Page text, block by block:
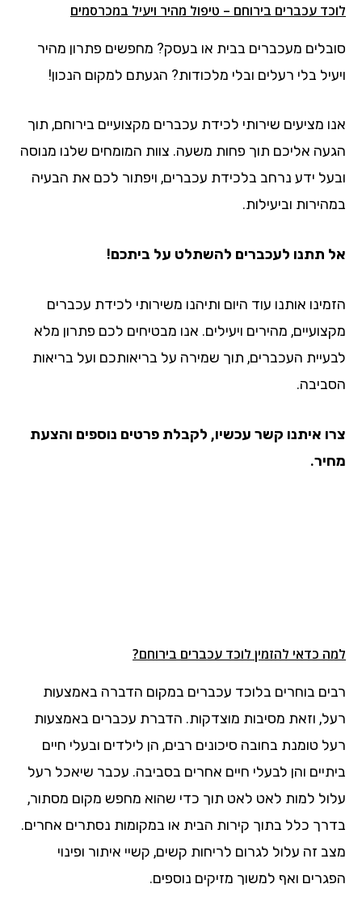
לוכד עכברים בירוחם – טיפול מהיר ויעיל במכרסמים
סובלים מעכברים בבית או בעסק? מחפשים פתרון מהיר
ויעיל בלי רעלים ובלי מלכודות? הגעתם למקום הנכון!
אנו מציעים שירותי לכידת עכברים מקצועיים בירוחם, תוך
הגעה אליכם תוך פחות משעה. צוות המומחים שלנו מנוסה
ובעל ידע נרחב בלכידת עכברים, ויפתור לכם את הבעיה
במהירות וביעילות.
אל תתנו לעכברים להשתלט על ביתכם!
הזמינו אותנו עוד היום ותיהנו משירותי לכידת עכברים
מקצועיים, מהירים ויעילים. אנו מבטיחים לכם פתרון מלא
לבעיית העכברים, תוך שמירה על בריאותכם ועל בריאות
הסביבה.
צרו איתנו קשר עכשיו, לקבלת פרטים נוספים והצעת
מחיר.
למה כדאי להזמין לוכד עכברים בירוחם?
רבים בוחרים בלוכד עכברים במקום הדברה באמצעות
רעל, וזאת מסיבות מוצדקות. הדברת עכברים באמצעות
רעל טומנת בחובה סיכונים רבים, הן לילדים ובעלי חיים
ביתיים והן לבעלי חיים אחרים בסביבה. עכבר שיאכל רעל
עלול למות לאט לאט תוך כדי שהוא מחפש מקום מסתור,
בדרך כלל בתוך קירות הבית או במקומות נסתרים אחרים.
מצב זה עלול לגרום לריחות קשים, קשיי איתור ופינוי
הפגרים ואף למשוך מזיקים נוספים.